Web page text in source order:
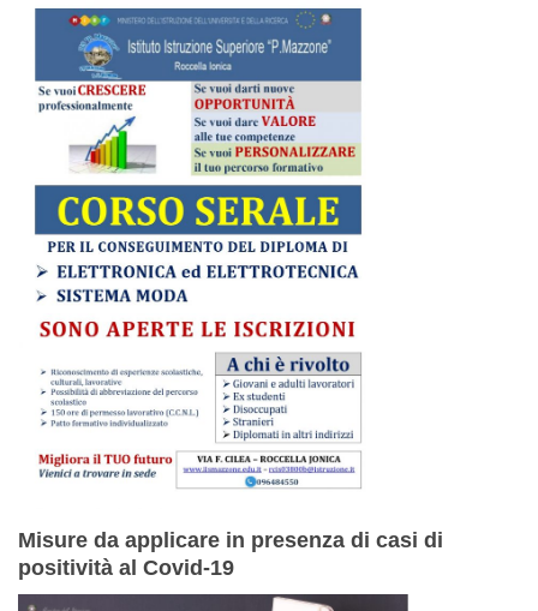
Misure da applicare in presenza di casi di
positività al Covid-19